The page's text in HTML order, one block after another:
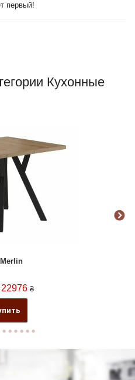
первый!
Кухонные
22976 ₴